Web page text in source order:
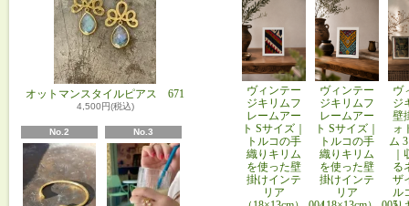
オットマンスタイルピアス 671
4,500円(税込)
No.2 No.3
ヴィンテー
ジキリムフ
レームアー
ト Sサイズ｜
トルコの手
織りキリム
を使った壁
掛けインテ
リア
ヴィンテー
ジキリムフ
レームアー
ト Sサイズ｜
トルコの手
織りキリム
を使った壁
掛けインテ
リア
ヴ
ジ
壁
ォ
ム
る
ザ
ル